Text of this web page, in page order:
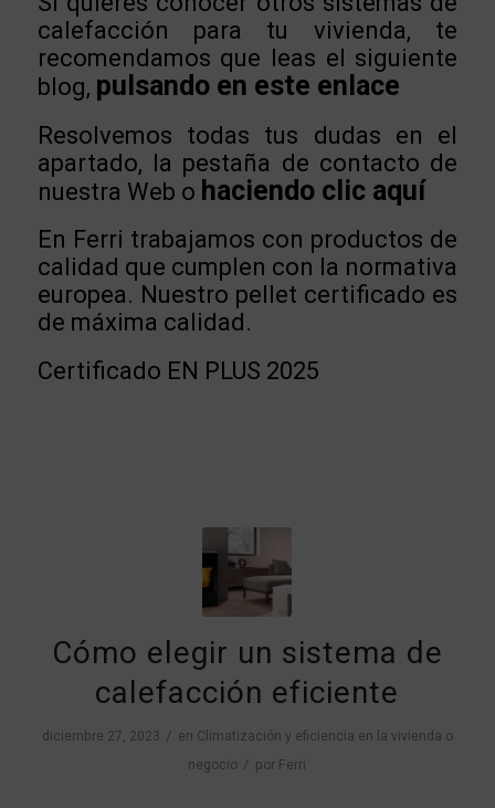
calefacción para tu vivienda, te
recomendamos que leas el siguiente
blog, pulsando en este enlace
Resolvemos todas tus dudas en el
apartado, la pestaña de contacto de
nuestra Web o haciendo clic aquí
En Ferri trabajamos con productos de
calidad que cumplen con la normativa
europea. Nuestro pellet certificado es
de máxima calidad.
Certificado EN PLUS 2025
Cómo elegir un sistema de
calefacción eficiente
diciembre 27, 2023 / en Climatización y eficiencia en la vivienda o
negocio / por Ferri